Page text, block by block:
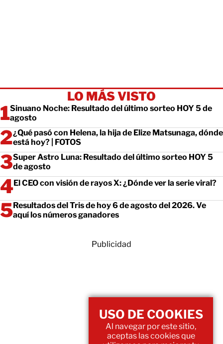
LO MÁS VISTO
Sinuano Noche: Resultado del último sorteo HOY 5 de
agosto
¿Qué pasó con Helena, la hija de Elize Matsunaga, dónde
está hoy? | FOTOS
Super Astro Luna: Resultado del último sorteo HOY 5
de agosto
El CEO con visión de rayos X: ¿Dónde ver la serie viral?
Resultados del Tris de hoy 6 de agosto del 2026. Ve
aquí los números ganadores
Publicidad
USO DE COOKIES
Al navegar por este sitio,
aceptas las cookies que